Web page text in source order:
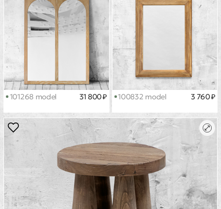
101268 model 31 800 ₽ 100832 model 3 760 ₽